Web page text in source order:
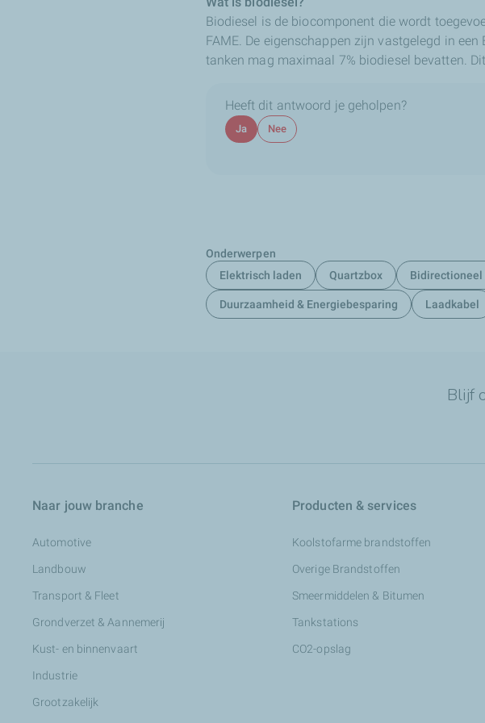
Biodiesel is de biocomponent die wordt
FAME. De eigenschappen zijn vastgelegd in
tanken mag maximaal 7% biodiesel bevatten.
Heeft dit antwoord je geholpen?
Ja Nee
Onderwerpen
Elektrisch laden
Quartzbox Bidirectioneel
Duurzaamheid & Energiebesparing Laadkabel
Blijf
Naar jouw branche
Automotive
Landbouw
Transport & Fleet
Grondverzet & Aannemerij
Kust- en binnenvaart
Industrie
Grootzakelijk
Producten & services
Koolstofarme brandstoffen
Overige Brandstoffen
Smeermiddelen & Bitumen
Tankstations
CO2-opslag